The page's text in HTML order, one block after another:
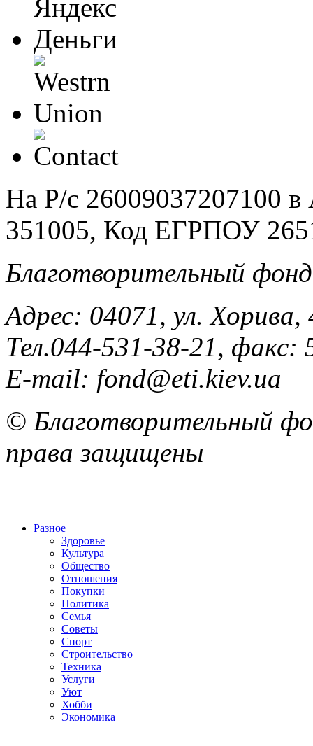
На Р/c 26009037207100
351005, Код ЕГРПОУ
Благотворительный
Адрес: 04071, ул.
Тел.044-531-38-21, факс:
E-mail: fond@eti.kiev.ua
© Благотворительный
права защищены
Разное
Здоровье
Культура
Общество
Отношения
Покупки
Политика
Семья
Советы
Спорт
Строительство
Техника
Услуги
Уют
Хобби
Экономика